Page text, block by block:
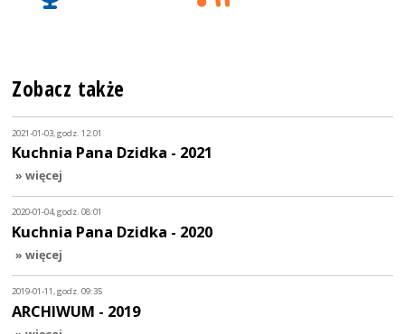
Zobacz także
2021-01-03, godz. 12:01
Kuchnia Pana Dzidka - 2021
» więcej
2020-01-04, godz. 08:01
Kuchnia Pana Dzidka - 2020
» więcej
2019-01-11, godz. 09:35
ARCHIWUM - 2019